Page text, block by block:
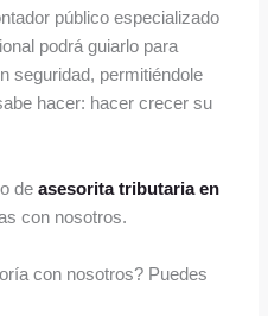
público especializado
podrá guiarlo para
seguridad, permitiéndole
hacer: hacer crecer su
deasesorita tributaria en
con nosotros.
con nosotros? Puedes